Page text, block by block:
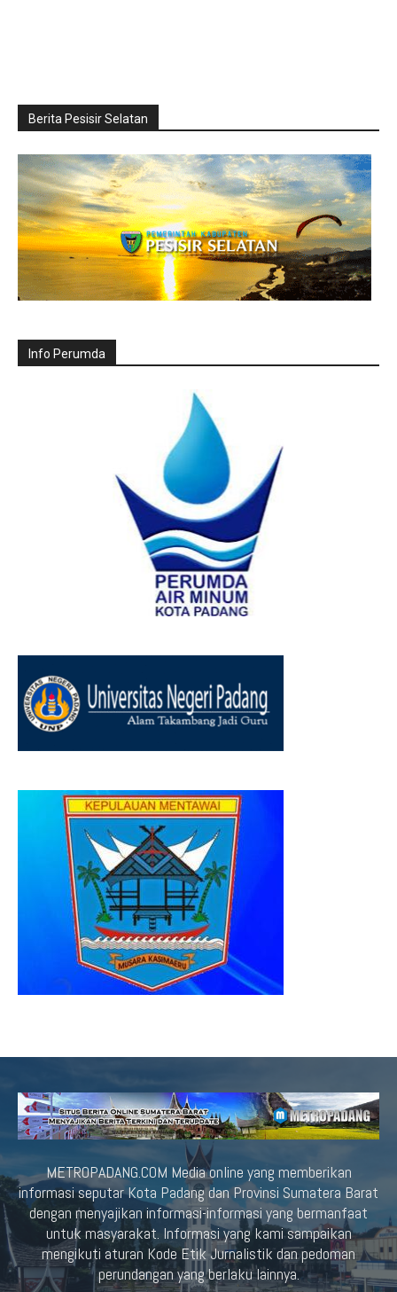
Berita Pesisir Selatan
Info Perumda
METROPADANG.COM Media online yang memberikan
informasi seputar Kota Padang dan Provinsi Sumatera Barat
dengan menyajikan informasi-informasi yang bermanfaat
untuk masyarakat. Informasi yang kami sampaikan
mengikuti aturan Kode Etik Jurnalistik dan pedoman
perundangan yang berlaku lainnya.